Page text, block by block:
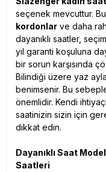
seçenek mevcuttur.
kordonlar ve daha
dayanıklı saatler,
yıl garanti koşuluna
bir sorun karşısında
Bilindiği üzere yaz
benimsenir. Bu
önemlidir. Kendi
saatinizin sizin için
dikkat edin.
Dayanıklı Saat
Saatleri